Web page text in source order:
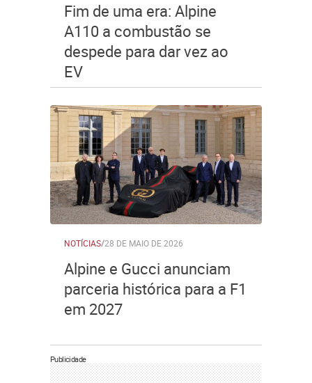
Fim de uma era: Alpine
A110 a combustão se
despede para dar vez ao
EV
NOTÍCIAS/28 DE MAIO DE 2026
Alpine e Gucci anunciam
parceria histórica para a F1
em 2027
Publicidade